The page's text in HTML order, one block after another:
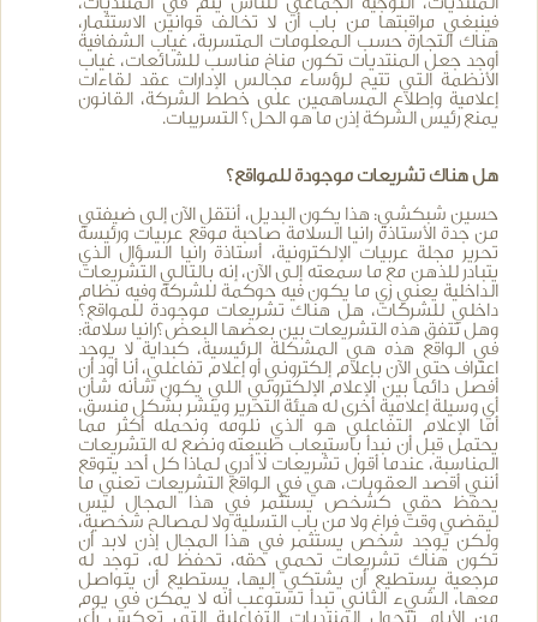
فينبغي مراقبتها من باب أن لا تخالف قوانين الاستثمار،
هناك التجارة حسب المعلومات المتسربة، غياب الشفافية
أوجد جعل المنتديات تكون مناخ مناسب للشائعات، غياب
الأنظمة التي تتيح لرؤساء مجالس الإدارات عقد لقاءات
إعلامية وإطلاع المساهمين على خطط الشركة، القانون
يمنع رئيس الشركة إذن ما هو الحل؟ التسريبات.
هل هناك تشريعات موجودة للمواقع؟
حسين شبكشي: هذا يكون البديل، أنتقل الآن إلى ضيفتي
من جدة الأستاذة رانيا السلامة صاحبة موقع عربيات ورئيسة
تحرير مجلة عربيات الإلكترونية، أستاذة رانيا السؤال الذي
يتبادر للذهن مع ما سمعته إلى الآن، إنه بالتالي التشريعات
الداخلية يعني زي ما يكون فيه حوكمة للشركة وفيه نظام
داخلي للشركات، هل هناك تشريعات موجودة للمواقع؟
وهل تتفق هذه التشريعات بين بعضها البعض؟رانيا سلامة:
في الواقع هذه هي المشكلة الرئيسية، كبداية لا يوجد
اعتراف حتى الآن بإعلام إلكتروني أو إعلام تفاعلي، أنا أود أن
أفصل دائماً بين الإعلام الإلكتروني اللي يكون شأنه شأن
أي وسيلة إعلامية أخرى له هيئة التحرير وينشر بشكل منسق،
أما الإعلام التفاعلي هو الذي نلومه ونحمله أكثر مما
يحتمل قبل أن نبدأ باستيعاب طبيعته ونضع له التشريعات
المناسبة، عندما أقول تشريعات لا أدري لماذا كل أحد يتوقع
أنني أقصد العقوبات، هي في الواقع التشريعات تعني ما
يحفظ حقي كشخص يستثمر في هذا المجال ليس
ليقضي وقت فراغ ولا من باب التسلية ولا لمصالح شخصية،
ولكن يوجد شخص يستثمر في هذا المجال إذن لابد أن
تكون هناك تشريعات تحمي حقه، تحفظ له، توجد له
مرجعية يستطيع أن يشتكي إليها، يستطيع أن يتواصل
معها، الشيء الثاني تبدأ تستوعب أنه لا يمكن في يوم